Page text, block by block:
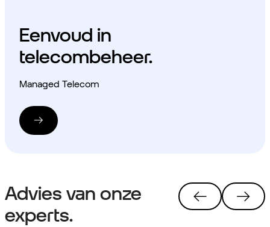
Eenvoud in
telecombeheer.
Managed Telecom
Advies van onze
experts.